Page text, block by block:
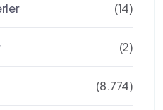
(14)
(2)
(8.774)